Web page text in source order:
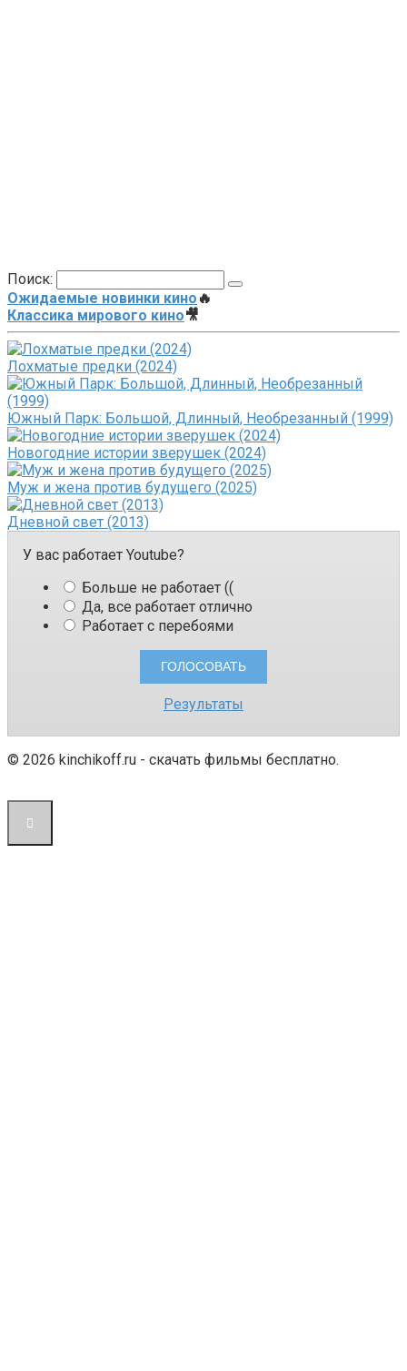
Поиск:
Ожидаемые новинки кино 🔥
Классика мирового кино🎥
Лохматые предки (2024)
Южный Парк: Большой, Длинный, Необрезанный (1999)
Новогодние истории зверушек (2024)
Муж и жена против будущего (2025)
Дневной свет (2013)
У вас работает Youtube?
Больше не работает ((
Да, все работает отлично
Работает с перебоями
Результаты
© 2026 kinchikoff.ru - скачать фильмы бесплатно.